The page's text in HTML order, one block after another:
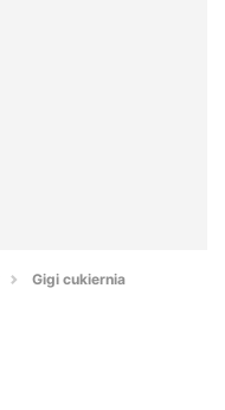
Gigi cukiernia